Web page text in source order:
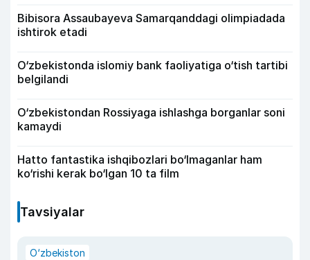
Bibisora Assaubayeva Samarqanddagi olimpiadada
ishtirok etadi
O‘zbekistonda islomiy bank faoliyatiga o‘tish tartibi
belgilandi
O‘zbekistondan Rossiyaga ishlashga borganlar soni
kamaydi
Hatto fantastika ishqibozlari bo‘lmaganlar ham
ko‘rishi kerak bo‘lgan 10 ta film
Tavsiyalar
O‘zbekiston